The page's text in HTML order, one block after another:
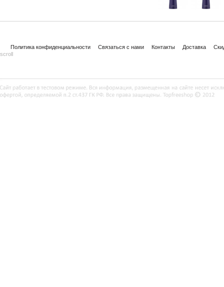
Политика конфиденциальности Связаться с нами Контакты Доставка
scroll